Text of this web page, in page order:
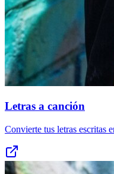
Letras a canción
Convierte tus letras escritas